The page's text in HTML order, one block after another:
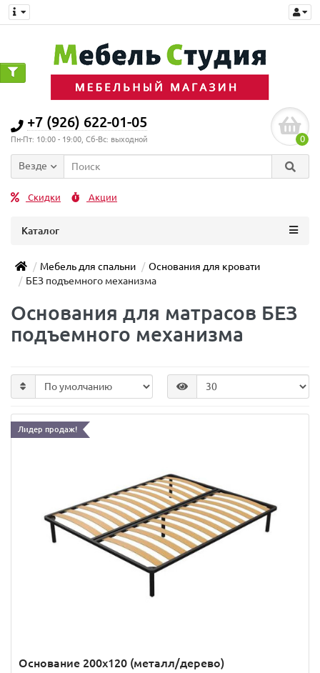
+7 (926) 622-01-05
Пн-Пт: 10:00 - 19:00, Сб-Вс: выходной 0
Везде
Скидки Акции
Каталог
Мебель для спальни
Основания для кровати
БЕЗ подъемного механизма
Основания для матрасов БЕЗ
подъемного механизма
Лидер продаж!
Основание 200x120 (металл/дерево)